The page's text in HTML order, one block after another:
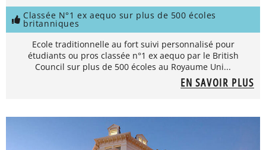
Classée N°1 ex aequo sur plus de 500 écoles
britanniques
Ecole traditionnelle au fort suivi personnalisé pour
étudiants ou pros classée n°1 ex aequo par le British
Council sur plus de 500 écoles au Royaume Uni...
EN SAVOIR PLUS